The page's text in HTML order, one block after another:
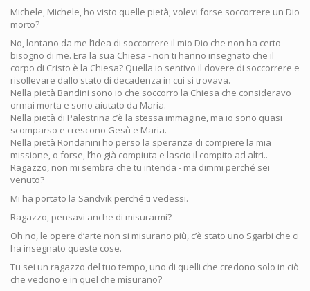
Michele, Michele, ho visto quelle pietà; volevi forse soccorrere un Dio
morto?
No, lontano da me l’idea di soccorrere il mio Dio che non ha certo
bisogno di me. Era la sua Chiesa - non ti hanno insegnato che il
corpo di Cristo è la Chiesa? Quella io sentivo il dovere di soccorrere e
risollevare dallo stato di decadenza in cui si trovava.
Nella pietà Bandini sono io che soccorro la Chiesa che consideravo
ormai morta e sono aiutato da Maria.
Nella pietà di Palestrina c’è la stessa immagine, ma io sono quasi
scomparso e crescono Gesù e Maria.
Nella pietà Rondanini ho perso la speranza di compiere la mia
missione, o forse, l’ho già compiuta e lascio il compito ad altri..
Ragazzo, non mi sembra che tu intenda - ma dimmi perché sei
venuto?
Mi ha portato la Sandvik perché ti vedessi.
Ragazzo, pensavi anche di misurarmi?
Oh no, le opere d’arte non si misurano più, c’è stato uno Sgarbi che ci
ha insegnato queste cose.
Tu sei un ragazzo del tuo tempo, uno di quelli che credono solo in ciò
che vedono e in quel che misurano?